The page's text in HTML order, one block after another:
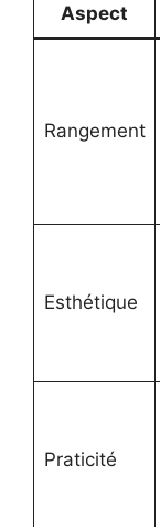
Aspect
Rangement
Esthétique
Praticité